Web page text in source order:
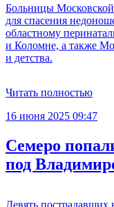
Больницы
для спасения
областному
и Коломне, а также
и детства.
Читать полностью
16 июня 2025 09:47
Семеро
под
Девять